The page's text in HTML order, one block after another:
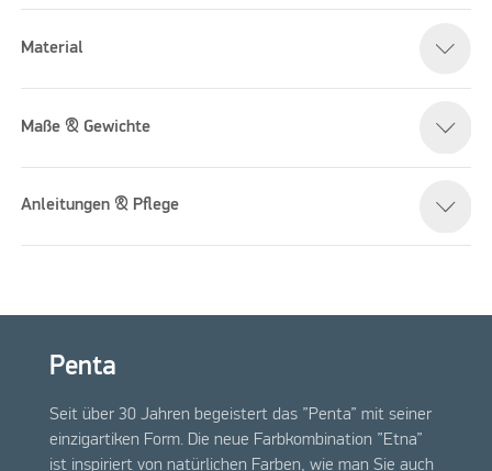
Please accept marketing cookies to watch this video
Material
Maße & Gewichte
Anleitungen & Pflege
Penta
Seit über 30 Jahren begeistert das ”Penta” mit seiner
einzigartiken Form. Die neue Farbkombination ”Etna”
ist inspiriert von natürlichen Farben, wie man Sie auch